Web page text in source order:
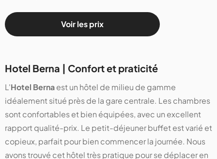
Voir les prix
Hotel Berna | Confort et praticité
L'Hotel Bernaest un hôtel de milieu de gamme
idéalement situé près de la gare centrale. Les chambres
sont confortables et bien équipées, avec un excellent
rapport qualité-prix. Le petit-déjeuner buffet est varié et
copieux, parfait pour bien commencer la journée. Nous
avons trouvé cet hôtel très pratique pour se déplacer en